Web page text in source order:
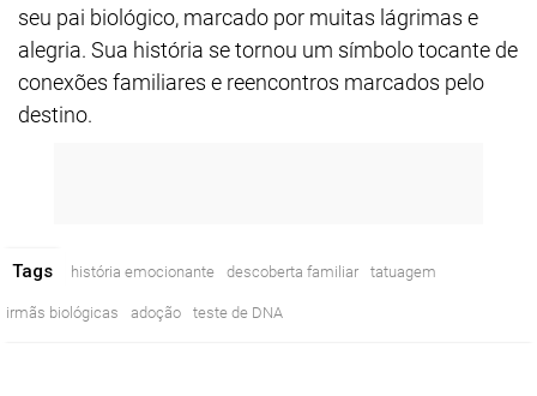
seu pai biológico, marcado por muitas lágrimas e
alegria. Sua história se tornou um símbolo tocante de
conexões familiares e reencontros marcados pelo
destino.
Tags história emocionante descoberta familiar tatuagem
irmãs biológicas adoção teste de DNA